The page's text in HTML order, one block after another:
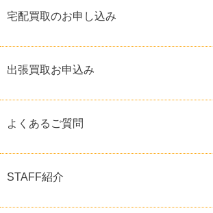
宅配買取のお申し込み
出張買取お申込み
よくあるご質問
STAFF紹介